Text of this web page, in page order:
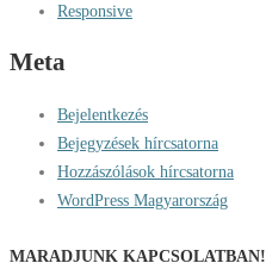
Responsive
Meta
Bejelentkezés
Bejegyzések hírcsatorna
Hozzászólások hírcsatorna
WordPress Magyarország
MARADJUNK KAPCSOLATBAN!